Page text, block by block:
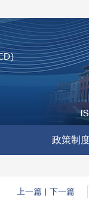
政策制
上一篇 下一篇